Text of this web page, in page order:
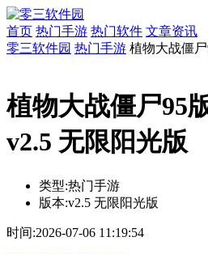
首页 热门手游 热门软件 文章资讯
零三软件园 热门手游 植物大战僵
植物大战僵尸95
v2.5 无限阳光版
类型:热门手游
版本:v2.5 无限阳光版
时间:2026-07-06 11:19:54